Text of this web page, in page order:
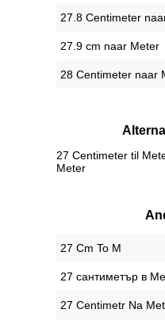
27.8 Centimeter
27.9 cm naar Meter
28 Centimeter naar
27 Centimeter til
Meter
‎27 Cm To M
‎27 сантиметър в
‎27 Centimetr Na